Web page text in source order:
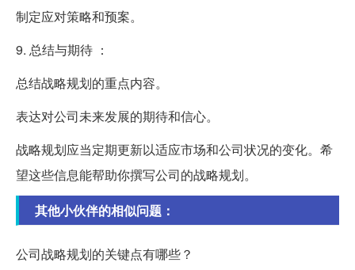
制定应对策略和预案。
9. 总结与期待 ：
总结战略规划的重点内容。
表达对公司未来发展的期待和信心。
战略规划应当定期更新以适应市场和公司状况的变化。希
望这些信息能帮助你撰写公司的战略规划。
其他小伙伴的相似问题：
公司战略规划的关键点有哪些？